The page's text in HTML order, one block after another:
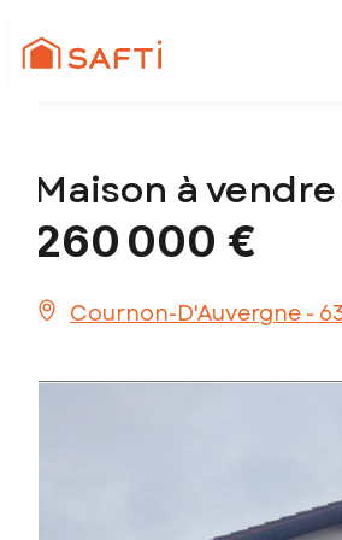
Maison à vendre
260 000 €
Cournon-D'Auvergne -